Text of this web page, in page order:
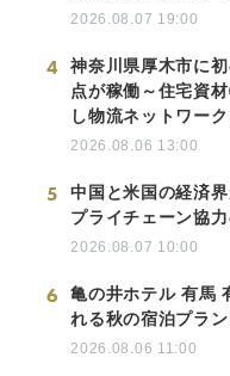
2026.08.07 19:00
4
神奈川県厚木市に
点が稼働～住宅資
し物流ネットワー
2026.08.06 13:00
5
中国と米国の経済
プライチェーン協
2026.08.07 10:00
6
亀の井ホテル 有馬
れる秋の宿泊プラ
2026.08.06 11:00